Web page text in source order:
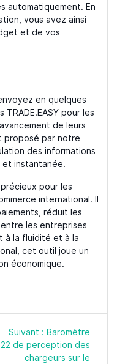
automatiquement. En
vous avez ainsi
et de vos
en quelques
pour les
de leurs
proposé par notre
des informations
et instantanée.
pour les
international. Il
réduit les
les entreprises
à la fluidité et à la
cet outil joue un
économique.
Suivant : Article
suivant
:
Baromètre
de perception des
chargeurs sur le